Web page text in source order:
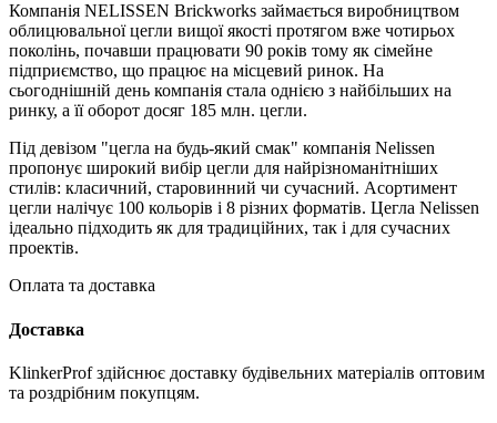
Компанія NELISSEN Brickworks займається виробництвом
облицювальної цегли вищої якості протягом вже чотирьох
поколінь, почавши працювати 90 років тому як сімейне
підприємство, що працює на місцевий ринок. На
сьогоднішній день компанія стала однією з найбільших на
ринку, а її оборот досяг 185 млн. цегли.
Під девізом "цегла на будь-який смак" компанія Nelissen
пропонує широкий вибір цегли для найрізноманітніших
стилів: класичний, старовинний чи сучасний. Асортимент
цегли налічує 100 кольорів і 8 різних форматів. Цегла Nelissen
ідеально підходить як для традиційних, так і для сучасних
проектів.
Оплата та доставка
Доставка
KlinkerProf здійснює доставку будівельних матеріалів оптовим
та роздрібним покупцям.